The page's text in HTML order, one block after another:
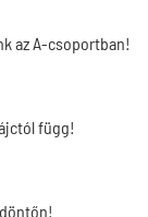
az A-csoportban!
függ!